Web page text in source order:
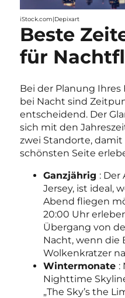
iStock.com|Depixart
Beste
für
Bei der Planung
bei Nacht sind
entscheidend. Der
sich mit den
zwei Standorte, damit
schönsten Seite
Ganzjährig : Der
Jersey, ist ideal,
Abend fliegen
20:00 Uhr
Übergang von
Nacht, wenn die
Wolkenkratzer
Wintermonate :
Nighttime
„The Sky’s the